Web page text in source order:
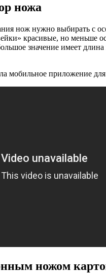
ножа
нож нужно выбирать с
красивые, но меньше
значение имеет
мобильное приложение
ножом